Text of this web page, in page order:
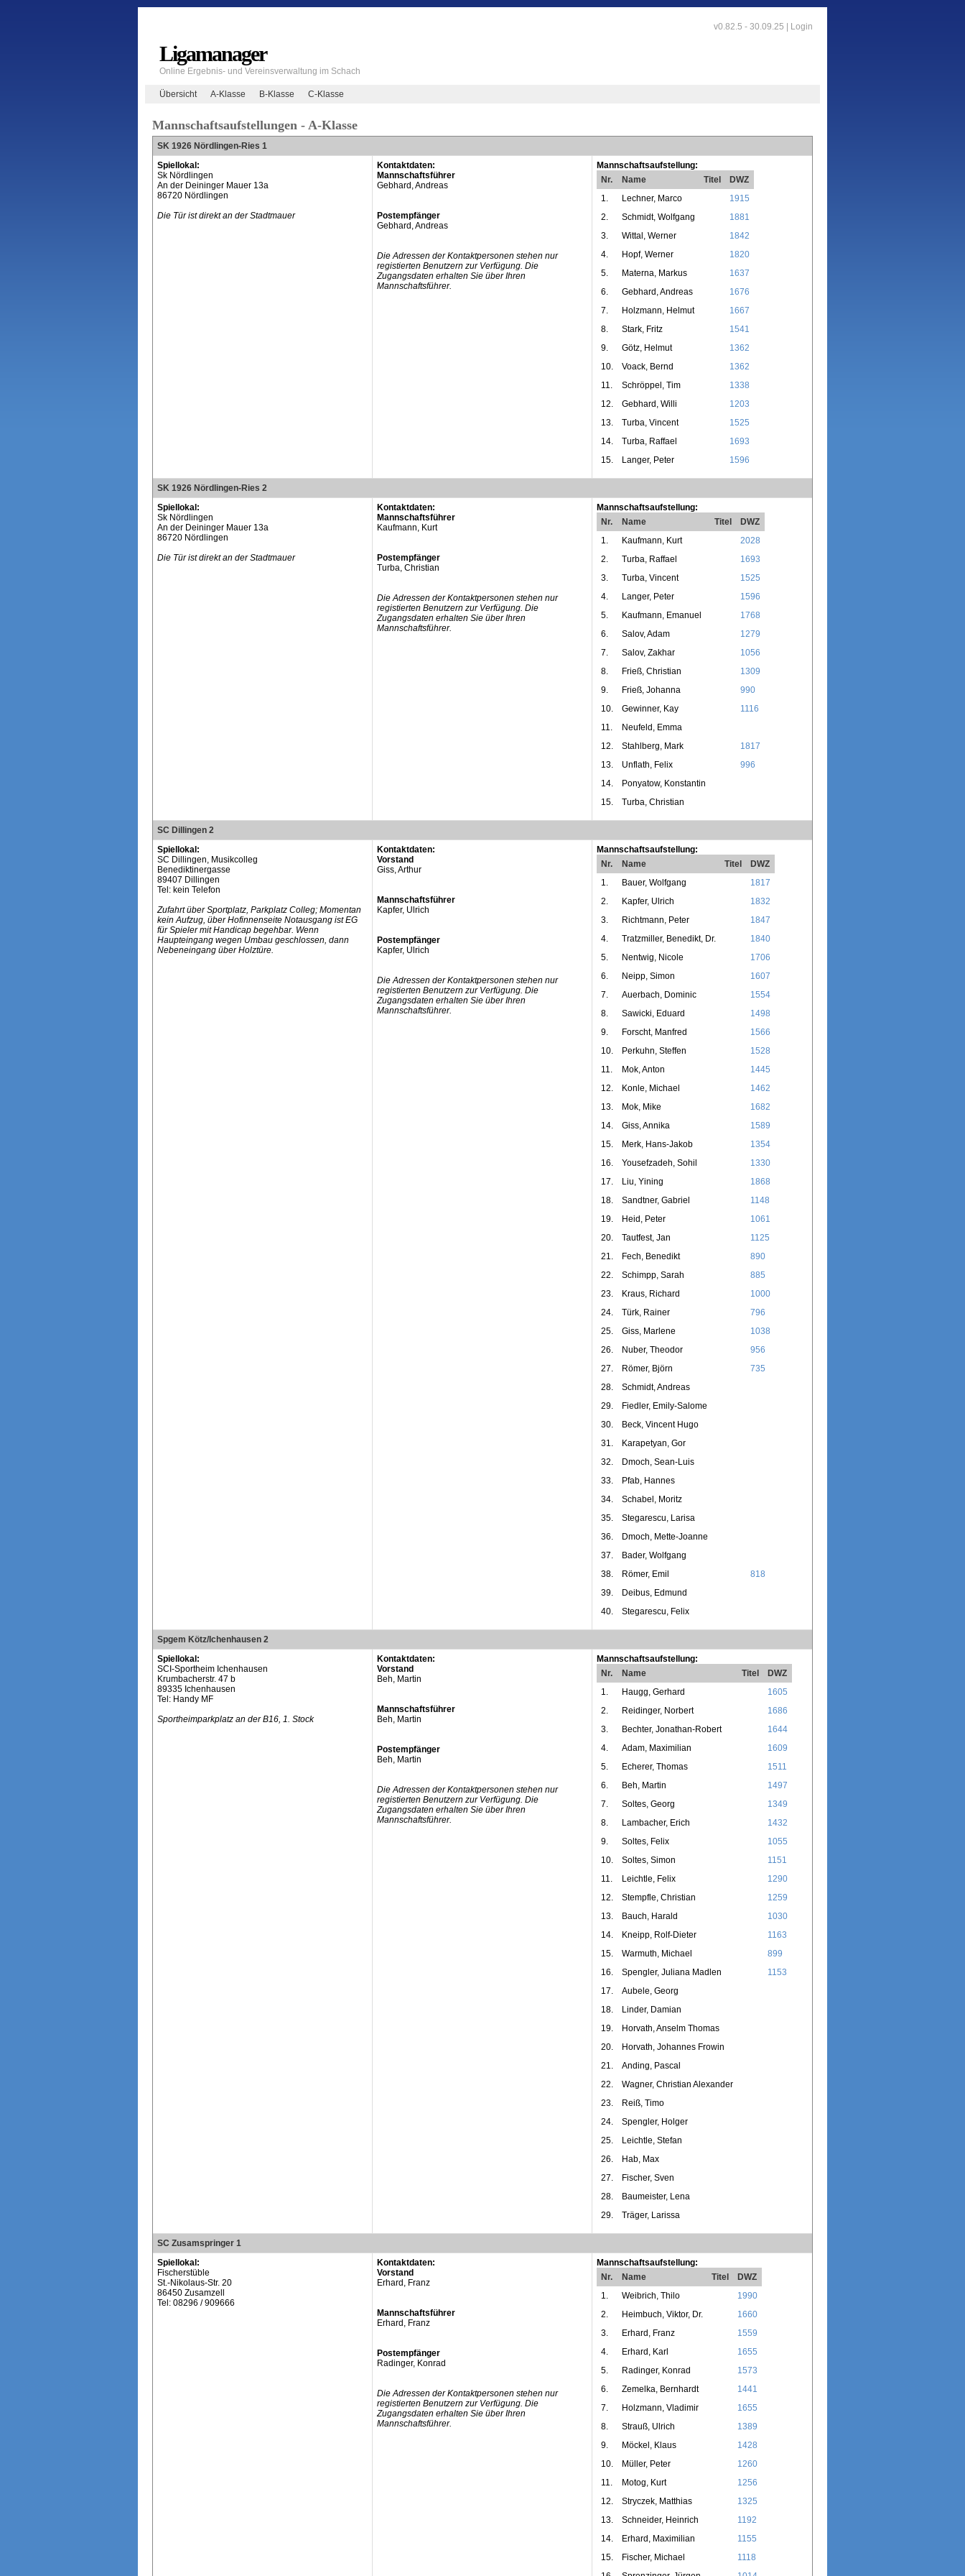
v0.82.5 - 30.09.25 | Login
Ligamanager
Online Ergebnis- und Vereinsverwaltung im Schach
Übersicht A-Klasse B-Klasse C-Klasse
Mannschaftsaufstellungen - A-Klasse
SK 1926 Nördlingen-Ries 1
Spiellokal:
Sk Nördlingen
An der Deininger Mauer 13a
86720 Nördlingen
Die Tür ist direkt an der Stadtmauer
Kontaktdaten:
Mannschaftsführer
Gebhard, Andreas
Postempfänger
Gebhard, Andreas
Die Adressen der Kontaktpersonen stehen nur
registierten Benutzern zur Verfügung. Die
Zugangsdaten erhalten Sie über Ihren
Mannschaftsführer.
Mannschaftsaufstellung:
Nr.
Name Titel
DWZ
1.
Lechner, Marco
1915
2.
Schmidt, Wolfgang
1881
3.
Wittal, Werner
1842
4.
Hopf, Werner
1820
5.
Materna, Markus
1637
6.
Gebhard, Andreas
1676
7.
Holzmann, Helmut
1667
8.
Stark, Fritz
1541
9.
Götz, Helmut
1362
10.
Voack, Bernd
1362
11.
Schröppel, Tim
1338
12.
Gebhard, Willi
1203
13.
Turba, Vincent
1525
14.
Turba, Raffael
1693
15.
Langer, Peter 1596
SK 1926 Nördlingen-Ries 2
Spiellokal:
Sk Nördlingen
An der Deininger Mauer 13a
86720 Nördlingen
Die Tür ist direkt an der Stadtmauer
Kontaktdaten:
Mannschaftsführer
Kaufmann, Kurt
Postempfänger
Turba, Christian
Die Adressen der Kontaktpersonen stehen nur
registierten Benutzern zur Verfügung. Die
Zugangsdaten erhalten Sie über Ihren
Mannschaftsführer.
Mannschaftsaufstellung:
Nr.
Name Titel
DWZ
1.
Kaufmann, Kurt
2028
2.
Turba, Raffael
1693
3.
Turba, Vincent
1525
4.
Langer, Peter
1596
5.
Kaufmann, Emanuel
1768
6.
Salov, Adam
1279
7.
Salov, Zakhar
1056
8.
Frieß, Christian
1309
9.
Frieß, Johanna
990
10.
Gewinner, Kay
1116
11.
Neufeld, Emma
12.
Stahlberg, Mark
1817
13.
Unflath, Felix
996
14.
Ponyatow, Konstantin
15.
Turba, Christian
SC Dillingen 2
Spiellokal:
SC Dillingen, Musikcolleg
Benediktinergasse
89407 Dillingen
Tel: kein Telefon
Zufahrt über Sportplatz, Parkplatz Colleg; Momentan
kein Aufzug, über Hofinnenseite Notausgang ist EG
für Spieler mit Handicap begehbar. Wenn
Haupteingang wegen Umbau geschlossen, dann
Nebeneingang über Holztüre.
Kontaktdaten:
Vorstand
Giss, Arthur
Mannschaftsführer
Kapfer, Ulrich
Postempfänger
Kapfer, Ulrich
Die Adressen der Kontaktpersonen stehen nur
registierten Benutzern zur Verfügung. Die
Zugangsdaten erhalten Sie über Ihren
Mannschaftsführer.
Mannschaftsaufstellung:
Nr.
Name Titel
DWZ
1.
Bauer, Wolfgang
1817
2.
Kapfer, Ulrich
1832
3.
Richtmann, Peter
1847
4.
Tratzmiller, Benedikt, Dr.
1840
5.
Nentwig, Nicole
1706
6.
Neipp, Simon
1607
7.
Auerbach, Dominic
1554
8.
Sawicki, Eduard
1498
9.
Forscht, Manfred
1566
10.
Perkuhn, Steffen
1528
11.
Mok, Anton
1445
12.
Konle, Michael
1462
13.
Mok, Mike
1682
14.
Giss, Annika
1589
15.
Merk, Hans-Jakob
1354
16.
Yousefzadeh, Sohil
1330
17.
Liu, Yining
1868
18.
Sandtner, Gabriel
1148
19.
Heid, Peter
1061
20.
Tautfest, Jan
1125
21.
Fech, Benedikt
890
22.
Schimpp, Sarah
885
23.
Kraus, Richard
1000
24.
Türk, Rainer
796
25.
Giss, Marlene
1038
26.
Nuber, Theodor
956
27.
Römer, Björn
735
28.
Schmidt, Andreas
29.
Fiedler, Emily-Salome
30.
Beck, Vincent Hugo
31.
Karapetyan, Gor
32.
Dmoch, Sean-Luis
33.
Pfab, Hannes
34.
Schabel, Moritz
35.
Stegarescu, Larisa
36.
Dmoch, Mette-Joanne
37.
Bader, Wolfgang
38.
Römer, Emil
818
39.
Deibus, Edmund
40.
Stegarescu, Felix
Spgem Kötz/Ichenhausen 2
Spiellokal:
SCI-Sportheim Ichenhausen
Krumbacherstr. 47 b
89335 Ichenhausen
Tel: Handy MF
Sportheimparkplatz an der B16, 1. Stock
Kontaktdaten:
Vorstand
Beh, Martin
Mannschaftsführer
Beh, Martin
Postempfänger
Beh, Martin
Die Adressen der Kontaktpersonen stehen nur
registierten Benutzern zur Verfügung. Die
Zugangsdaten erhalten Sie über Ihren
Mannschaftsführer.
Mannschaftsaufstellung:
Nr.
Name Titel
DWZ
1.
Haugg, Gerhard
1605
2.
Reidinger, Norbert
1686
3.
Bechter, Jonathan-Robert
1644
4.
Adam, Maximilian
1609
5.
Echerer, Thomas
1511
6.
Beh, Martin
1497
7.
Soltes, Georg
1349
8.
Lambacher, Erich
1432
9.
Soltes, Felix
1055
10.
Soltes, Simon
1151
11.
Leichtle, Felix
1290
12.
Stempfle, Christian
1259
13.
Bauch, Harald
1030
14.
Kneipp, Rolf-Dieter
1163
15.
Warmuth, Michael
899
16.
Spengler, Juliana Madlen
1153
17.
Aubele, Georg
18.
Linder, Damian
19.
Horvath, Anselm Thomas
20.
Horvath, Johannes Frowin
21.
Anding, Pascal
22.
Wagner, Christian Alexander
23.
Reiß, Timo
24.
Spengler, Holger
25.
Leichtle, Stefan
26.
Hab, Max
27.
Fischer, Sven
28.
Baumeister, Lena
29.
Träger, Larissa
SC Zusamspringer 1
Spiellokal:
Fischerstüble
St.-Nikolaus-Str. 20
86450 Zusamzell
Tel: 08296 / 909666
Kontaktdaten:
Vorstand
Erhard, Franz
Mannschaftsführer
Erhard, Franz
Postempfänger
Radinger, Konrad
Die Adressen der Kontaktpersonen stehen nur
registierten Benutzern zur Verfügung. Die
Zugangsdaten erhalten Sie über Ihren
Mannschaftsführer.
Mannschaftsaufstellung:
Nr.
Name Titel
DWZ
1.
Weibrich, Thilo
1990
2.
Heimbuch, Viktor, Dr.
1660
3.
Erhard, Franz
1559
4.
Erhard, Karl
1655
5.
Radinger, Konrad
1573
6.
Zemelka, Bernhardt
1441
7.
Holzmann, Vladimir
1655
8.
Strauß, Ulrich
1389
9.
Möckel, Klaus
1428
10.
Müller, Peter
1260
11.
Motog, Kurt
1256
12.
Stryczek, Matthias
1325
13.
Schneider, Heinrich
1192
14.
Erhard, Maximilian
1155
15.
Fischer, Michael
1118